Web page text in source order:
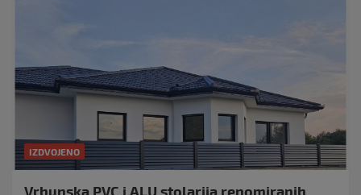
IZDVOJENO
Vrhunska PVC i ALU stolarija renomiranih